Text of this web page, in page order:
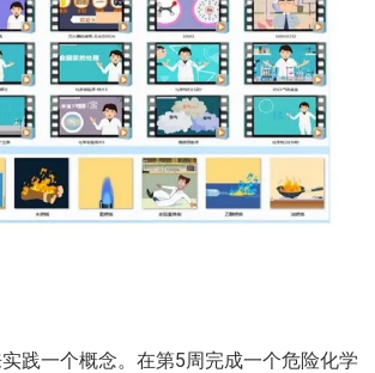
践一个概念。在第5周完成一个危险化学